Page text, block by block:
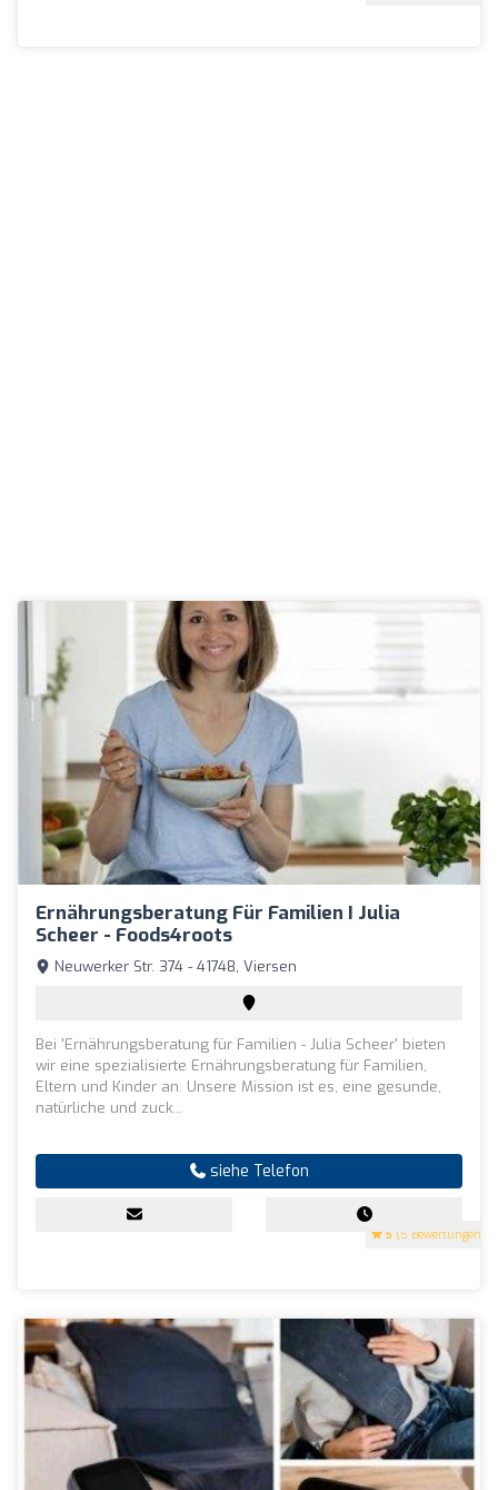
Ernährungsberatung Für Familien I Julia
Scheer - Foods4roots
5 (5 Bewertungen)
Neuwerker Str. 374 - 41748, Viersen
Bei 'Ernährungsberatung für Familien - Julia Scheer' bieten
wir eine spezialisierte Ernährungsberatung für Familien,
Eltern und Kinder an. Unsere Mission ist es, eine gesunde,
natürliche und zuck...
siehe Telefon